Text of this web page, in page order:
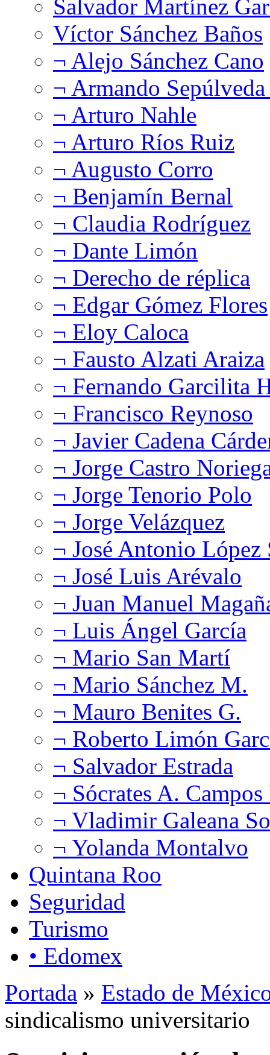
Salvador Martínez
Víctor Sánchez Baños
¬ Alejo Sánchez Cano
¬ Armando
¬ Arturo Nahle
¬ Arturo Ríos Ruiz
¬ Augusto Corro
¬ Benjamín Bernal
¬ Claudia Rodríguez
¬ Dante Limón
¬ Derecho de réplica
¬ Edgar Gómez Flores
¬ Eloy Caloca
¬ Fausto Alzati Araiza
¬ Fernando Garcilita
¬ Francisco Reynoso
¬ Javier Cadena
¬ Jorge Castro
¬ Jorge Tenorio Polo
¬ Jorge Velázquez
¬ José Antonio López
¬ José Luis Arévalo
¬ Juan Manuel
¬ Luis Ángel García
¬ Mario San Martí
¬ Mario Sánchez M.
¬ Mauro Benites G.
¬ Roberto Limón
¬ Salvador Estrada
¬ Sócrates A.
¬ Vladimir Galeana
¬ Yolanda Montalvo
Quintana Roo
Seguridad
Turismo
• Edomex
Portada » Estado de
sindicalismo universitario